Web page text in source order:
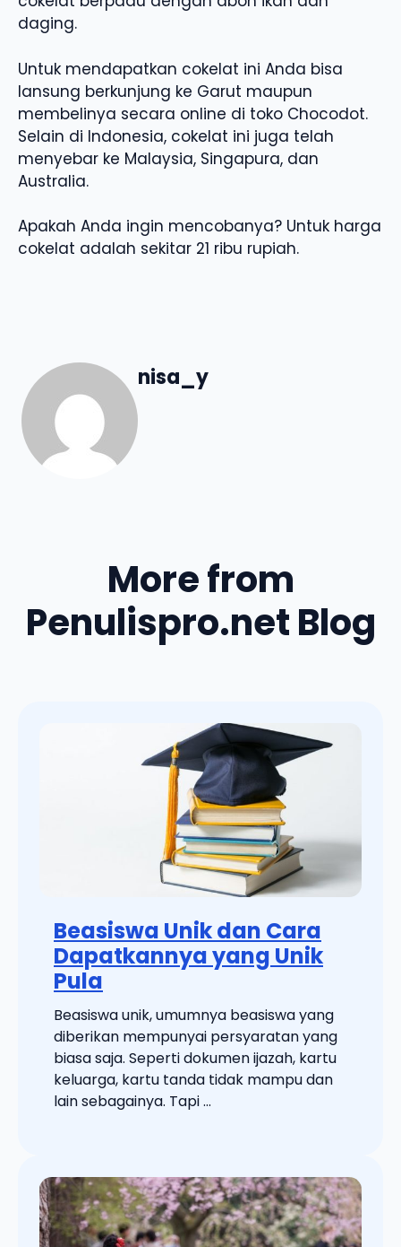
daging.
Untuk mendapatkan cokelat ini Anda bisa
lansung berkunjung ke Garut maupun
membelinya secara online di toko Chocodot.
Selain di Indonesia, cokelat ini juga telah
menyebar ke Malaysia, Singapura, dan
Australia.
Apakah Anda ingin mencobanya? Untuk harga
cokelat adalah sekitar 21 ribu rupiah.
nisa_y
More from
Penulispro.net Blog
Beasiswa Unik dan Cara
Dapatkannya yang Unik
Pula
Beasiswa unik, umumnya beasiswa yang
diberikan mempunyai persyaratan yang
biasa saja. Seperti dokumen ijazah, kartu
keluarga, kartu tanda tidak mampu dan
lain sebagainya. Tapi ...